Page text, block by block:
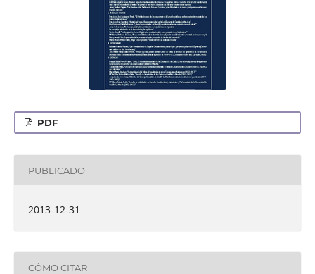
PDF
PUBLICADO
2013-12-31
CÓMO CITAR